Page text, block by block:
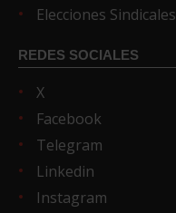
Elecciones Sindicales
REDES SOCIALES
X
Facebook
Telegram
Linkedin
Instagram